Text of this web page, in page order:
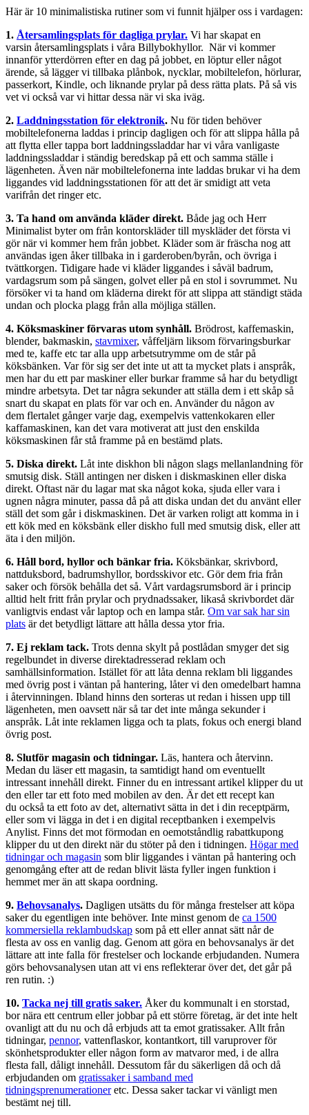
Här är 10 minimalistiska rutiner som vi funnit hjälper oss i vardagen:
1. Återsamlingsplats för dagliga prylar. Vi har skapat en
varsin återsamlingsplats i våra Billybokhyllor. När vi kommer
innanför ytterdörren efter en dag på jobbet, en löptur eller något
ärende, så lägger vi tillbaka plånbok, nycklar, mobiltelefon, hörlurar,
passerkort, Kindle, och liknande prylar på dess rätta plats. På så vis
vet vi också var vi hittar dessa när vi ska iväg.
2. Laddningsstation för elektronik. Nu för tiden behöver
mobiltelefonerna laddas i princip dagligen och för att slippa hålla på
att flytta eller tappa bort laddningssladdar har vi våra vanligaste
laddningssladdar i ständig beredskap på ett och samma ställe i
lägenheten. Även när mobiltelefonerna inte laddas brukar vi ha dem
liggandes vid laddningsstationen för att det är smidigt att veta
varifrån det ringer etc.
3. Ta hand om använda kläder direkt. Både jag och Herr
Minimalist byter om från kontorskläder till myskläder det första vi
gör när vi kommer hem från jobbet. Kläder som är fräscha nog att
användas igen åker tillbaka in i garderoben/byrån, och övriga i
tvättkorgen. Tidigare hade vi kläder liggandes i såväl badrum,
vardagsrum som på sängen, golvet eller på en stol i sovrummet. Nu
försöker vi ta hand om kläderna direkt för att slippa att ständigt städa
undan och plocka plagg från alla möjliga ställen.
4. Köksmaskiner förvaras utom synhåll. Brödrost, kaffemaskin,
blender, bakmaskin, stavmixer, våffeljärn liksom förvaringsburkar
med te, kaffe etc tar alla upp arbetsutrymme om de står på
köksbänken. Var för sig ser det inte ut att ta mycket plats i anspråk,
men har du ett par maskiner eller burkar framme så har du betydligt
mindre arbetsyta. Det tar några sekunder att ställa dem i ett skåp så
snart du skapat en plats för var och en. Använder du någon av
dem flertalet gånger varje dag, exempelvis vattenkokaren eller
kaffamaskinen, kan det vara motiverat att just den enskilda
köksmaskinen får stå framme på en bestämd plats.
5. Diska direkt. Låt inte diskhon bli någon slags mellanlandning för
smutsig disk. Ställ antingen ner disken i diskmaskinen eller diska
direkt. Oftast när du lagar mat ska något koka, sjuda eller vara i
ugnen några minuter, passa då på att diska undan det du använt eller
ställ det som går i diskmaskinen. Det är varken roligt att komma in i
ett kök med en köksbänk eller diskho full med smutsig disk, eller att
äta i den miljön.
6. Håll bord, hyllor och bänkar fria. Köksbänkar, skrivbord,
nattduksbord, badrumshyllor, bordsskivor etc. Gör dem fria från
saker och försök behålla det så. Vårt vardagsrumsbord är i princip
alltid helt fritt från prylar och prydnadssaker, likaså skrivbordet där
vanligtvis endast vår laptop och en lampa står. Om var sak har sin
plats är det betydligt lättare att hålla dessa ytor fria.
7. Ej reklam tack. Trots denna skylt på postlådan smyger det sig
regelbundet in diverse direktadresserad reklam och
samhällsinformation. Istället för att låta denna reklam bli liggandes
med övrig post i väntan på hantering, låter vi den omedelbart hamna
i återvinningen. Ibland hinns den sorteras ut redan i hissen upp till
lägenheten, men oavsett när så tar det inte många sekunder i
anspråk. Låt inte reklamen ligga och ta plats, fokus och energi bland
övrig post.
8. Slutför magasin och tidningar. Läs, hantera och återvinn.
Medan du läser ett magasin, ta samtidigt hand om eventuellt
intressant innehåll direkt. Finner du en intressant artikel klipper du ut
den eller tar ett foto med mobilen av den. Är det ett recept kan
du också ta ett foto av det, alternativt sätta in det i din receptpärm,
eller som vi lägga in det i en digital receptbanken i exempelvis
Anylist. Finns det mot förmodan en oemotståndlig rabattkupong
klipper du ut den direkt när du stöter på den i tidningen. Högar med
tidningar och magasin som blir liggandes i väntan på hantering och
genomgång efter att de redan blivit lästa fyller ingen funktion i
hemmet mer än att skapa oordning.
9. Behovsanalys. Dagligen utsätts du för många frestelser att köpa
saker du egentligen inte behöver. Inte minst genom de ca 1500
kommersiella reklambudskap som på ett eller annat sätt når de
flesta av oss en vanlig dag. Genom att göra en behovsanalys är det
lättare att inte falla för frestelser och lockande erbjudanden. Numera
görs behovsanalysen utan att vi ens reflekterar över det, det går på
ren rutin. :)
10. Tacka nej till gratis saker. Åker du kommunalt i en storstad,
bor nära ett centrum eller jobbar på ett större företag, är det inte helt
ovanligt att du nu och då erbjuds att ta emot gratissaker. Allt från
tidningar, pennor, vattenflaskor, kontantkort, till varuprover för
skönhetsprodukter eller någon form av matvaror med, i de allra
flesta fall, dåligt innehåll. Dessutom får du säkerligen då och då
erbjudanden om gratissaker i samband med
tidningsprenumerationeretc. Dessa saker tackar vi vänligt men
bestämt nej till.